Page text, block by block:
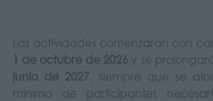
Las actividades comenzarán con
1 de octubre de 2026 y se
junio de 2027 , siempre que se
mínimo de participantes